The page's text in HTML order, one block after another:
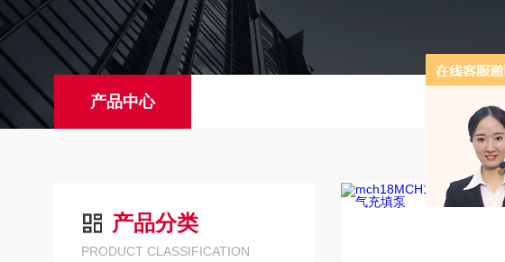
产品中心
产品分类
PRODUCT CLASSIFICATION